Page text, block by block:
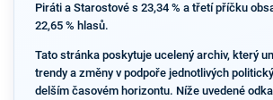
Piráti a Starostové s 23,34 % a třetí příčku
22,65 % hlasů.
Tato stránka poskytuje ucelený archiv, který
trendy a změny v podpoře jednotlivých
delším časovém horizontu. Níže uvedené